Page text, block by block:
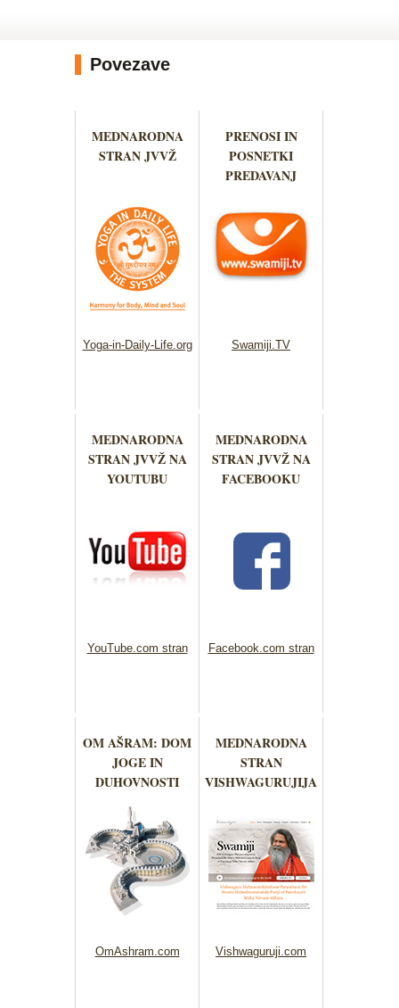
Povezave
MEDNARODNA
STRAN JVVŽ
Yoga-in-Daily-Life.org
PRENOSI IN
POSNETKI
PREDAVANJ
Swamiji.TV
MEDNARODNA
STRAN JVVŽ NA
YOUTUBU
YouTube.com stran
MEDNARODNA
STRAN JVVŽ NA
FACEBOOKU
Facebook.com stran
OM AŠRAM: DOM
JOGE IN
DUHOVNOSTI
OmAshram.com
MEDNARODNA
STRAN
VISHWAGURUJIJA
Vishwaguruji.com